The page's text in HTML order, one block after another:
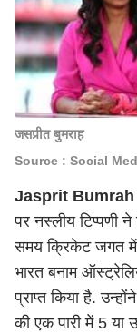
जसप्रीत बुमराह
Source : Social
Jasprit
पर नस्लीय टिप्पणी
समय क्रिकेट जगत में
भारत बनाम
प्राप्त किया है.
की एक पारी में 5